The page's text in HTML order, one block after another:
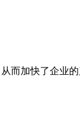
而加快了企业